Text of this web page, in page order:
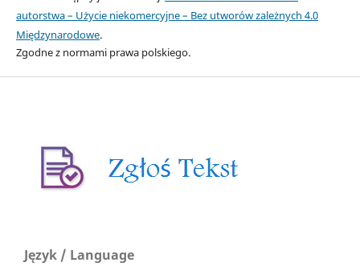
autorstwa – Użycie niekomercyjne – Bez utworów zależnych 4.0
Międzynarodowe.
Zgodne z normami prawa polskiego.
Język / Language